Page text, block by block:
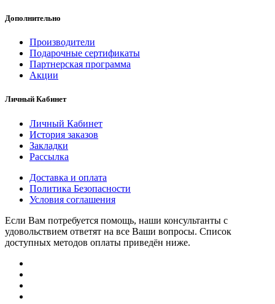
Дополнительно
Производители
Подарочные сертификаты
Партнерская программа
Акции
Личный Кабинет
Личный Кабинет
История заказов
Закладки
Рассылка
Доставка и оплата
Политика Безопасности
Условия соглашения
Если Вам потребуется помощь, наши консультанты с
удовольствием ответят на все Ваши вопросы. Список
доступных методов оплаты приведён ниже.